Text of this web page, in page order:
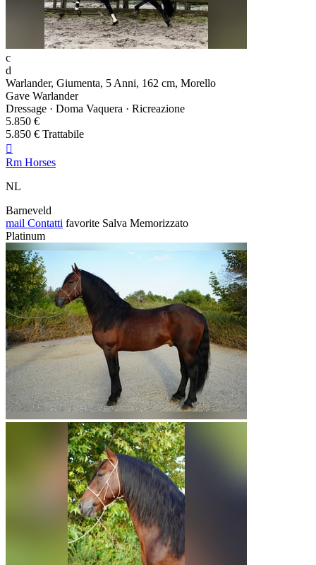
c
d
Warlander, Giumenta, 5 Anni, 162 cm, Morello
Gave Warlander
Dressage · Doma Vaquera · Ricreazione
5.850 €
5.850 € Trattabile

Rm Horses
NL
Barneveld
mail Contatti favorite Salva Memorizzato
Platinum